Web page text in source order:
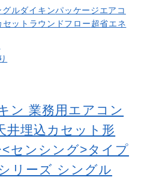
グルダイキンパッケージエアコ
セットラウンドフロー超省エネ
ン 業務用エアコン
井埋込カセット形
センシング>タイプ
リーズ シングル